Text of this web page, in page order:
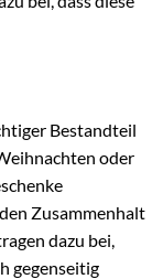
Bestandteil
oder
Zusammenhalt
dazu bei,
gegenseitig